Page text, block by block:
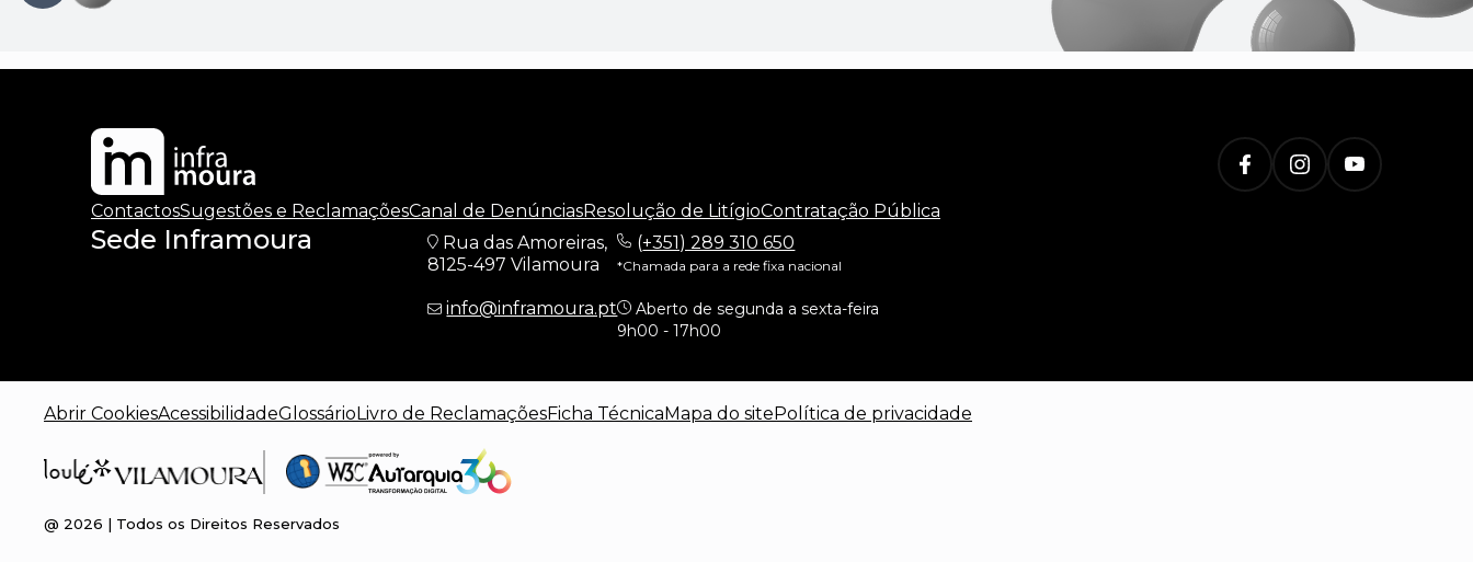
ContactosSugestões e ReclamaçõesCanal de DenúnciasResolução de LitígioContratação Pública
Sede Inframoura
Rua das Amoreiras,
8125-497 Vilamoura
info@inframoura.pt
(+351) 289 310 650
*Chamada para a rede fixa nacional
Aberto de segunda a sexta-feira
9h00 - 17h00
Abrir CookiesAcessibilidadeGlossário Livro de ReclamaçõesFicha Técnica Mapa do site Política de privacidade
@ 2026 | Todos os Direitos Reservados